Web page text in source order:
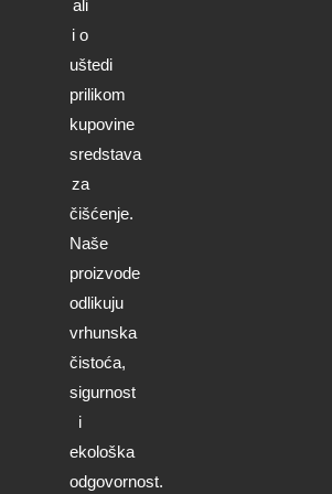
ali
i o
uštedi
prilikom
kupovine
sredstava
za
čišćenje.
Naše
proizvode
odlikuju
vrhunska
čistoća,
sigurnost
i
ekološka
odgovornost.